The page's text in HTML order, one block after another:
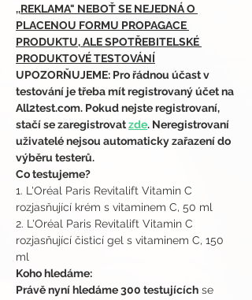
,,REKLAMA" NEBOŤ SE NEJEDNÁ O
PLACENOU FORMU PROPAGACE
PRODUKTU, ALE SPOTŘEBITELSKÉ
PRODUKTOVÉ TESTOVÁNÍ
UPOZORŇUJEME: Pro řádnou účast v
testování je třeba mít registrovaný účet na
All2test.com. Pokud nejste registrovaní,
stačí se zaregistrovat zde. Neregistrovaní
uživatelé nejsou automaticky zařazení do
výběru testerů.
Co testujeme?
1. L'Oréal Paris Revitalift Vitamin C
rozjasňující krém s vitaminem C, 50 ml
2. L'Oréal Paris Revitalift Vitamin C
rozjasňující čisticí gel s vitaminem C, 150
ml
Koho hledáme:
Právě nyní hledáme 300 testujících se